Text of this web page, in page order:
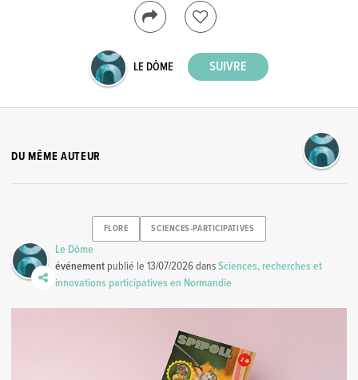
LE DÔME
DU MÊME AUTEUR
FLORE SCIENCES-PARTICIPATIVES
Le Dôme
événement publié le13/07/2026dansSciences, recherches et
innovations participatives en Normandie